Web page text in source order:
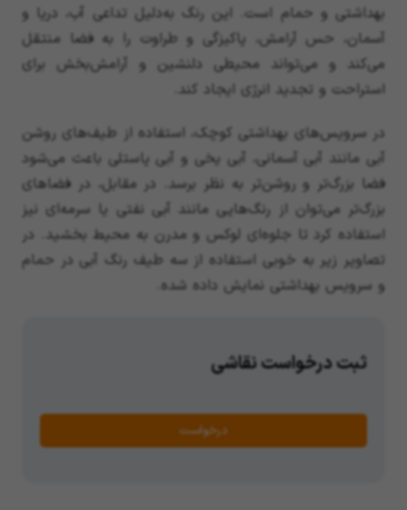
بهداشتی و حمام است. این رنگ به‌دلیل تداعی آب، دریا و
آسمان، حس آرامش، پاکیزگی و طراوت را به فضا منتقل
می‌کند و می‌تواند محیطی دلنشین و آرامش‌بخش برای
استراحت و تجدید انرژی ایجاد کند.
در سرویس‌های بهداشتی کوچک، استفاده از طیف‌های روشن
آبی مانند آبی آسمانی، آبی یخی و آبی پاستلی باعث می‌شود
فضا بزرگ‌تر و روشن‌تر به نظر برسد. در مقابل، در فضاهای
بزرگ‌تر می‌توان از رنگ‌هایی مانند آبی نفتی یا سرمه‌ای نیز
استفاده کرد تا جلوه‌ای لوکس و مدرن به محیط بخشید. در
تصاویر زیر به خوبی استفاده از سه طیف رنگ آبی در حمام
و سرویس بهداشتی نمایش داده شده.
ثبت درخواست نقاشی
درخواست